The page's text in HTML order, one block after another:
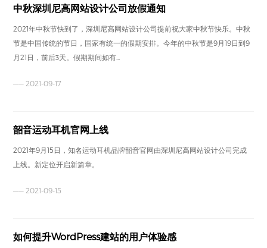
中秋深圳尼高网站设计公司放假通知
2021年中秋节快到了，深圳尼高网站设计公司提前祝大家中秋节快乐。中秋
节是中国传统的节日，国家有统一的假期安排。今年的中秋节是9月19日到9
月21日，前后3天。假期期间如有...
—— 2021-09-17
韶音运动耳机官网上线
2021年9月15日，知名运动耳机品牌韶音官网由深圳尼高网站设计公司完成
上线。新定位开启新篇章。
—— 2021-09-15
如何提升WordPress建站的用户体验感